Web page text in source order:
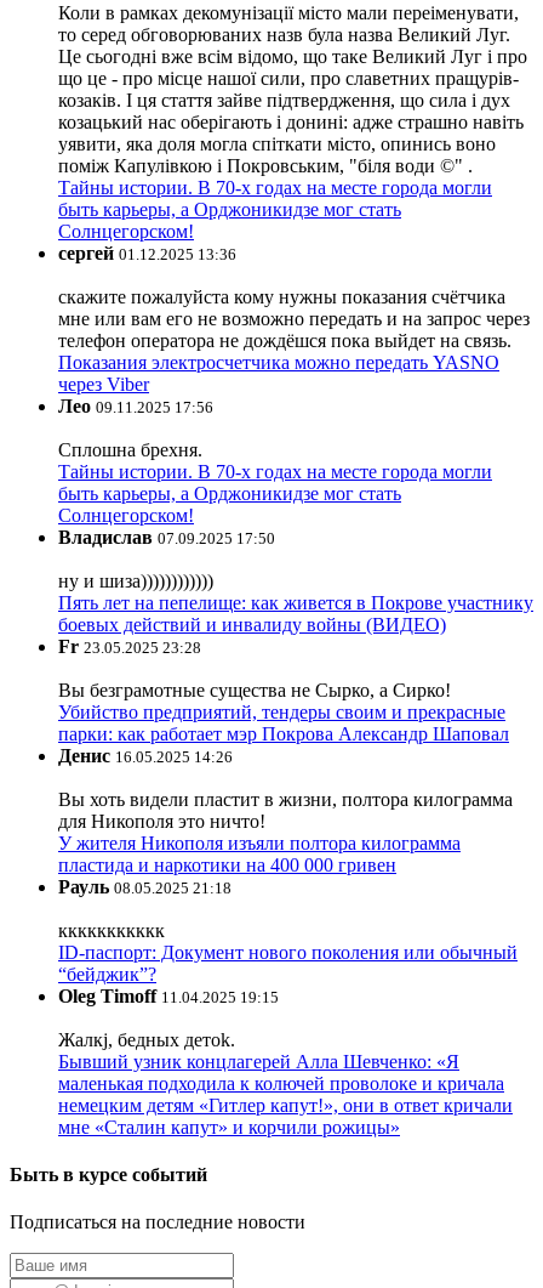
Коли в рамках декомунізації місто мали переіменувати,
то серед обговорюваних назв була назва Великий Луг.
Це сьогодні вже всім відомо, що таке Великий Луг і про
що це - про місце нашої сили, про славетних пращурів-
козаків. І ця стаття зайве підтвердження, що сила і дух
козацький нас оберігають і донині: адже страшно навіть
уявити, яка доля могла спіткати місто, опинись воно
поміж Капулівкою і Покровським, "біля води ©" .
Тайны истории. В 70-х годах на месте города могли
быть карьеры, а Орджоникидзе мог стать
Солнцегорском!
сергей 01.12.2025 13:36
скажите пожалуйста кому нужны показания счётчика
мне или вам его не возможно передать и на запрос через
телефон оператора не дождёшся пока выйдет на связь.
Показания электросчетчика можно передать YASNO
через Viber
Лео 09.11.2025 17:56
Сплошна брехня.
Тайны истории. В 70-х годах на месте города могли
быть карьеры, а Орджоникидзе мог стать
Солнцегорском!
Владислав 07.09.2025 17:50
ну и шиза))))))))))))
Пять лет на пепелище: как живется в Покрове участнику
боевых действий и инвалиду войны (ВИДЕО)
Fr 23.05.2025 23:28
Вы безграмотные существа не Сырко, а Сирко!
Убийство предприятий, тендеры своим и прекрасные
парки: как работает мэр Покрова Александр Шаповал
Денис 16.05.2025 14:26
Вы хоть видели пластит в жизни, полтора килограмма
для Никополя это ничто!
У жителя Никополя изъяли полтора килограмма
пластида и наркотики на 400 000 гривен
Рауль 08.05.2025 21:18
ккккккккккк
ID-паспорт: Документ нового поколения или обычный
“бейджик”?
Oleg Timoff 11.04.2025 19:15
Жалкj, бедных детok.
Бывший узник концлагерей Алла Шевченко: «Я
маленькая подходила к колючей проволоке и кричала
немецким детям «Гитлер капут!», они в ответ кричали
мне «Сталин капут» и корчили рожицы»
Быть в курсе событий
Подписаться на последние новости